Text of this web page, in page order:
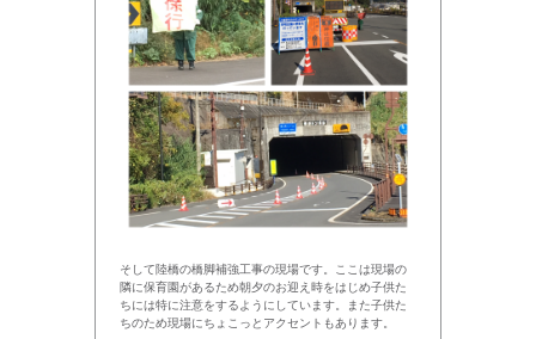
そして陸橋の橋脚補強工事の現場です。ここは現場の
隣に保育園があるため朝夕のお迎え時をはじめ子供た
ちには特に注意をするようにしています。また子供た
ちのため現場にちょこっとアクセントもあります。